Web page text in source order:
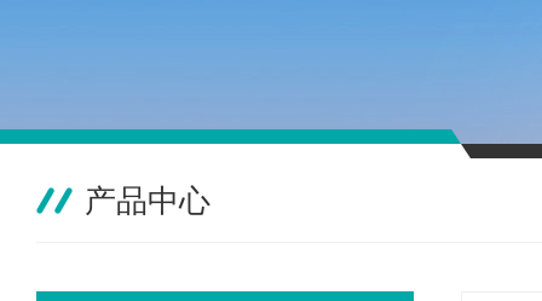
产品中心